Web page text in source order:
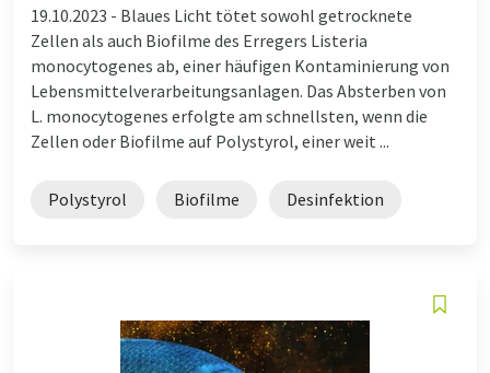
19.10.2023 - Blaues Licht tötet sowohl getrocknete
Zellen als auch Biofilme des Erregers Listeria
monocytogenes ab, einer häufigen Kontaminierung von
Lebensmittelverarbeitungsanlagen. Das Absterben von
L. monocytogenes erfolgte am schnellsten, wenn die
Zellen oder Biofilme auf Polystyrol, einer weit ...
Polystyrol Biofilme Desinfektion